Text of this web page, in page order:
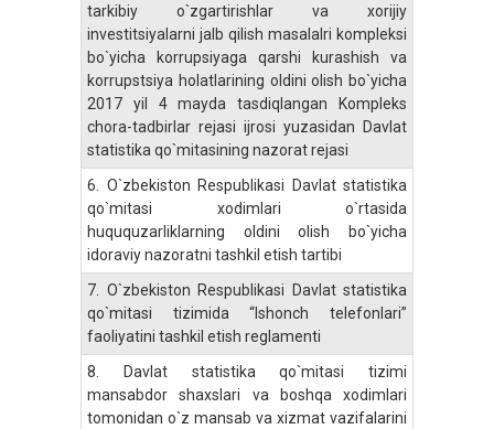
tarkibiy o`zgartirishlar va xorijiy
investitsiyalarni jalb qilish masalalri kompleksi
bo`yicha korrupsiyaga qarshi kurashish va
korrupstsiya holatlarining oldini olish bo`yicha
2017 yil 4 mayda tasdiqlangan Kompleks
chora-tadbirlar rejasi ijrosi yuzasidan Davlat
statistika qo`mitasining nazorat rejasi
6. O`zbekiston Respublikasi Davlat statistika
qo`mitasi xodimlari o`rtasida
huququzarliklarning oldini olish bo`yicha
idoraviy nazoratni tashkil etish tartibi
7. O`zbekiston Respublikasi Davlat statistika
qo`mitasi tizimida “Ishonch telefonlari”
faoliyatini tashkil etish reglamenti
8.
Davlat statistika qo`mitasi tizimi
mansabdor shaxslari va boshqa xodimlari
tomonidan o`z mansab va xizmat vazifalarini